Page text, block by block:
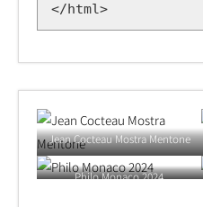
</html>
Jean Cocteau Mostra Mentone
Philo Monaco 2024